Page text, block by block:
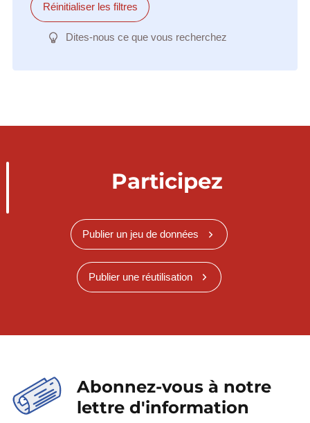
Réinitialiser les filtres
Dites-nous ce que vous recherchez
Participez
Publier un jeu de données
Publier une réutilisation
Abonnez-vous à notre
lettre d'information